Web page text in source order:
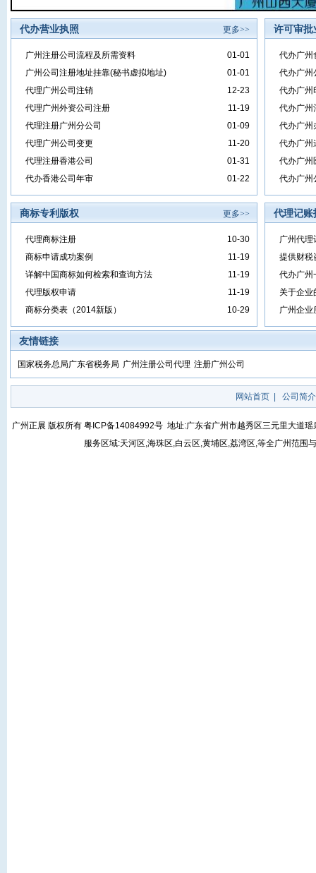
更多>>
代办营业执照
01-01
广州注册公司流程及所需资料
01-01
广州公司注册地址挂靠(秘书虚拟地址)
12-23
代理广州公司注销
11-19
代理广州外资公司注册
01-09
代理注册广州分公司
11-20
代理广州公司变更
01-31
代理注册香港公司
01-22
代办香港公司年审
许可审批
代办广州
代办广州
代办广州
代办广州
代办广州
代办广州
代办广州
代办广州
更多>>
商标专利版权
10-30
代理商标注册
11-19
商标申请成功案例
11-19
详解中国商标如何检索和查询方法
11-19
代理版权申请
10-29
商标分类表（2014新版）
代理记账
广州代理
提供财税
代办广州
关于企业
广州企业
友情链接
国家税务总局广东省税务局 广州注册公司代理 注册广州公司
网站首页 公司简介
广州正展 版权所有 粤ICP备14084992号 地址:广东省广州市越秀区三元里大道
服务区域:天河区,海珠区,白云区,黄埔区,荔湾区,等全广州范围与